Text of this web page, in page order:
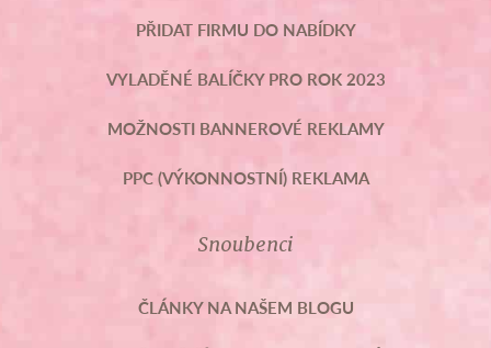
PŘIDAT FIRMU DO NABÍDKY
VYLADĚNÉ BALÍČKY PRO ROK 2023
MOŽNOSTI BANNEROVÉ REKLAMY
PPC (VÝKONNOSTNÍ) REKLAMA
Snoubenci
ČLÁNKY NA NAŠEM BLOGU